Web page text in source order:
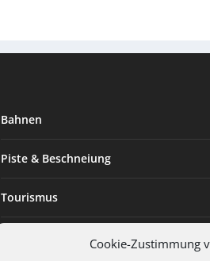
Cookie-Zustimmung
Bahnen
Piste & Beschneiung
Tourismus
Innovation & Nachhaltigkeit